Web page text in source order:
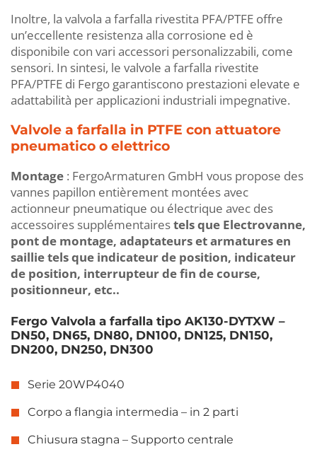
Inoltre, la valvola a farfalla rivestita PFA/PTFE offre
un’eccellente resistenza alla corrosione ed è
disponibile con vari accessori personalizzabili, come
sensori. In sintesi, le valvole a farfalla rivestite
PFA/PTFE di Fergo garantiscono prestazioni elevate e
adattabilità per applicazioni industriali impegnative.
Valvole a farfalla in PTFE con attuatore
pneumatico o elettrico
Montage : FergoArmaturen GmbH vous propose des
vannes papillon entièrement montées avec
actionneur pneumatique ou électrique avec des
accessoires supplémentairestels que Electrovanne,
pont de montage, adaptateurs et armatures en
saillie tels que indicateur de position, indicateur
de position, interrupteur de fin de course,
positionneur, etc..
Fergo Valvola a farfalla tipo AK130-DYTXW –
DN50, DN65, DN80, DN100, DN125, DN150,
DN200, DN250, DN300
Serie 20WP4040
Corpo a flangia intermedia – in 2 parti
Chiusura stagna – Supporto centrale